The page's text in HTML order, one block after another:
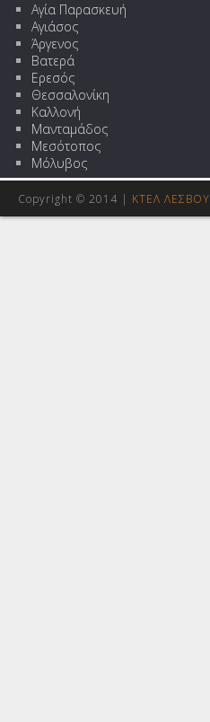
Αγία Παρασκευή
Αγιάσος
Άργενος
Βατερά
Ερεσός
Θεσσαλονίκη
Καλλονή
Μανταμάδος
Μεσότοπος
Μόλυβος
Copyright © 2014 | ΚΤΕΛ ΛΕΣΒΟΥ